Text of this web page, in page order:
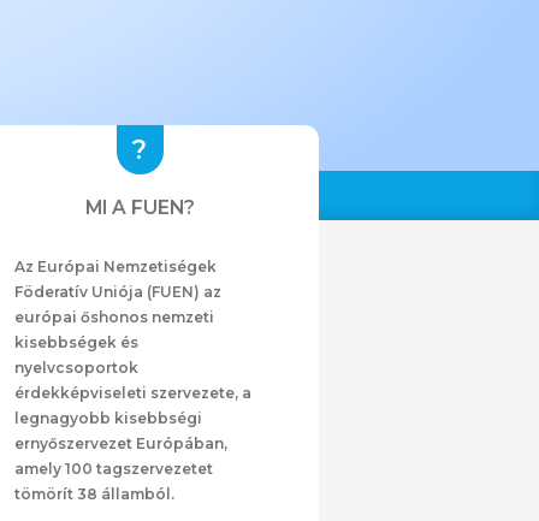
MI A FUEN?
Az Európai Nemzetiségek
Föderatív Uniója (FUEN) az
európai őshonos nemzeti
kisebbségek és
nyelvcsoportok
érdekképviseleti szervezete, a
legnagyobb kisebbségi
ernyőszervezet Európában,
amely 100 tagszervezetet
tömörít 38 államból.